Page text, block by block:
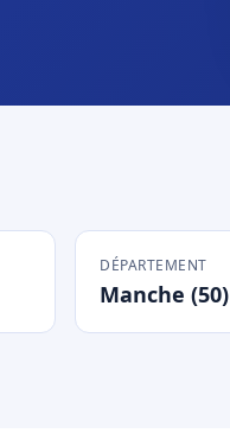
DÉPARTEMENT
Manche (50)